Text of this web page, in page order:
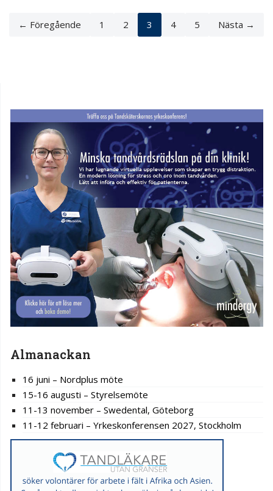
← Föregående 1 2 3 4 5 Nästa →
Almanackan
16 juni – Nordplus möte
15-16 augusti – Styrelsemöte
11-13 november – Swedental, Göteborg
11-12 februari – Yrkeskonferensen 2027, Stockholm